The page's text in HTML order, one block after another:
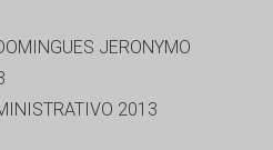
JERONYMO
2013